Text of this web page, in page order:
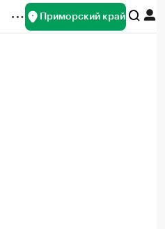
Приморский край